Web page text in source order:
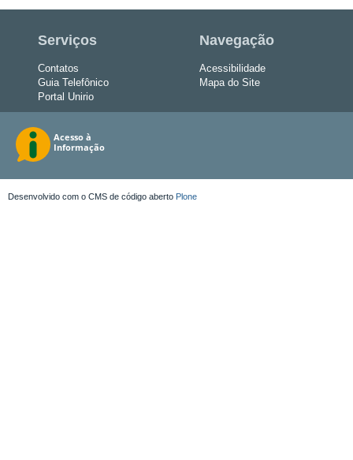
Serviços
Contatos
Guia Telefônico
Portal Unirio
Navegação
Acessibilidade
Mapa do Site
Desenvolvido com o CMS de código aberto Plone